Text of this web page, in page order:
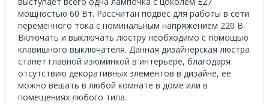
мощностью 60 Вт. Рассчитан подвес для работы в сети
переменного тока с номинальным напряжением 220 В.
Включать и выключать люстру необходимо с помощью
клавишного выключателя. Данная дизайнерская люстра
станет главной изюминкой в интерьере, благодаря
отсутствию декоративных элементов в дизайне, ее
можно вешать в любой комнате в доме или в
помещениях любого типа.